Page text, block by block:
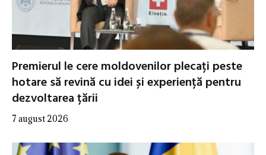
Premierul le cere moldovenilor plecați peste
hotare să revină cu idei și experiență pentru
dezvoltarea țării
7 august 2026